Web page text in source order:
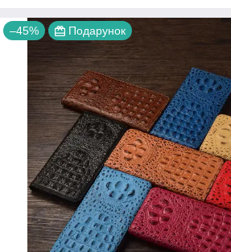
–45% Подарунок